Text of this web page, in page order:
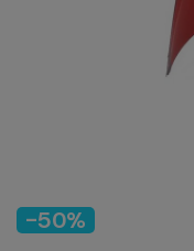
-50%